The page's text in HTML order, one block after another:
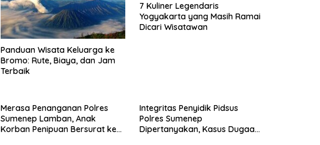
Panduan Wisata Keluarga ke
Bromo: Rute, Biaya, dan Jam
Terbaik
7 Kuliner Legendaris
Yogyakarta yang Masih Ramai
Dicari Wisatawan
Merasa Penanganan Polres
Sumenep Lamban, Anak
Korban Penipuan Bersurat ke
Integritas Penyidik Pidsus
Polres Sumenep
Dipertanyakan, Kasus Dugaan